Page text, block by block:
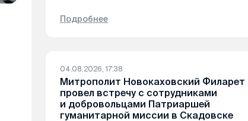
Подробнее
04.08.2026, 17:38
Митрополит Новокаховский Филарет
провел встречу с сотрудниками
и добровольцами Патриаршей
гуманитарной миссии в Скадовске